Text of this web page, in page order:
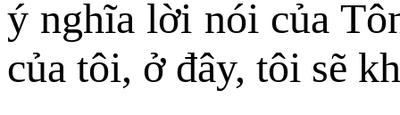
ý nghĩa lời nói của
của tôi, ở đây, tôi sẽ